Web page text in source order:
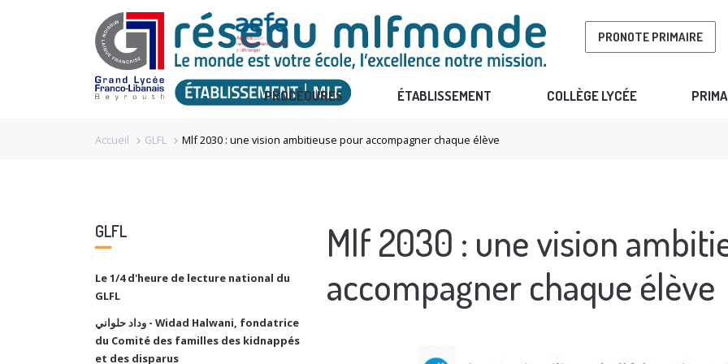
PRONOTE PRIMAIRE
PROCÉDURES ÉTABLISSEMENT COLLÈGE LYCÉE
Accueil chevron_right GLFL chevron_right Mlf 2030 : une vision ambitieuse pour accompagner chaque élève
GLFL
Le 1/4 d'heure de lecture national du
GLFL
وداد حلواني - Widad Halwani, fondatrice
du Comité des familles des kidnappés
et des disparus
Mlf 2030 : une vision
accompagner chaque élève